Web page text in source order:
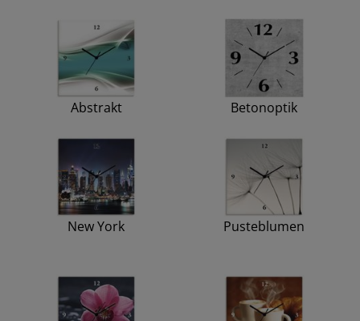
Abstrakt Betonoptik
New York Pusteblumen